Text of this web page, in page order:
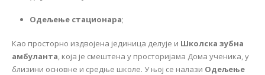
Одељење стационара;
Као просторно издвојена јединица делује и Школска зубна
амбуланта, која је смештена у просторијама Дома ученика, у
близини основне и средње школе. У њој се налази Одељење